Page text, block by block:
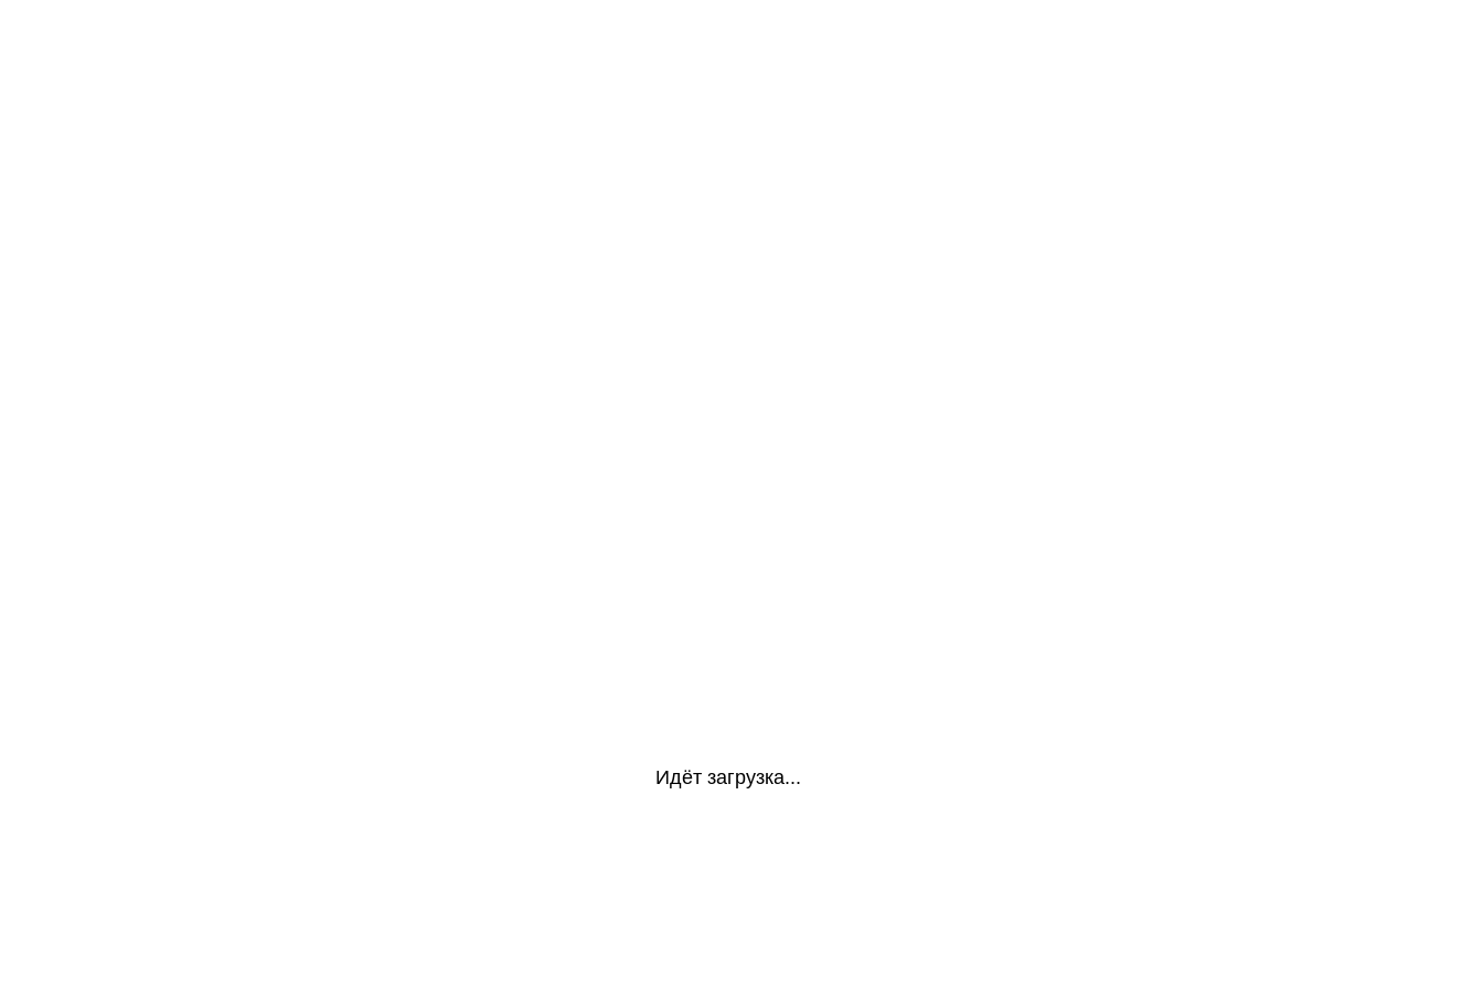
Идёт загрузка...